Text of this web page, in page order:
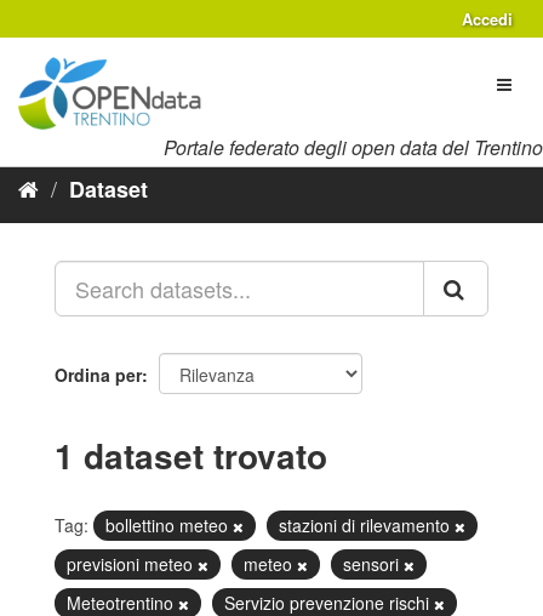
al
contenuto
Accedi
Portale federato degli open data del Trentino
Dataset
Ordina per
1 dataset trovato
Tag: bollettino meteo
stazioni di rilevamento
previsioni meteo
meteo
sensori
Meteotrentino
Servizio prevenzione rischi